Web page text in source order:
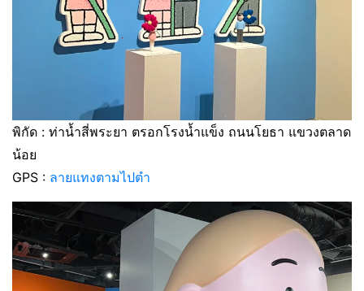
พิกัด : ท่าน้ำสี่พระยา ตรอกโรงน้ำแข็ง ถนนโยธา แขวงตลาด
น้อย
GPS : ลายแทงตามไปตำ